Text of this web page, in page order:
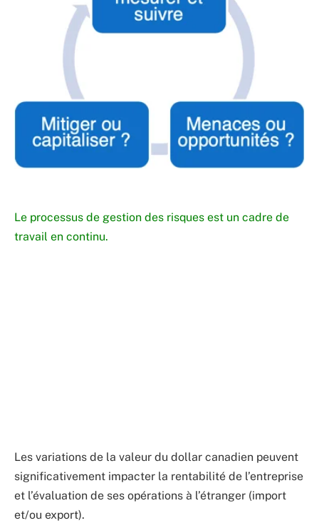
Le processus de gestion des risques est un cadre de
travail en continu.
Les variations de la valeur du dollar canadien peuvent
significativement impacter la rentabilité de l’entreprise
et l’évaluation de ses opérations à l’étranger (import
et/ou export).